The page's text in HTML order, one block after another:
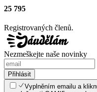
25 795
Registrovaných členů.
Nezmeškejte naše novinky
Přihlásit
Vyplněním emailu a